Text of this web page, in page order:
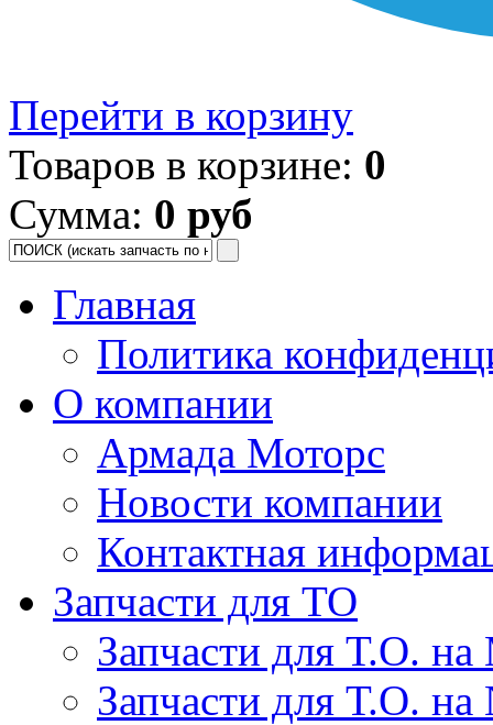
Перейти в корзину
Товаров в корзине: 0
Сумма: 0 руб
Главная
Политика
О компании
Армада Моторс
Новости компании
Контактная
Запчасти для ТО
Запчасти для Т.О. на
Запчасти для Т.О. на